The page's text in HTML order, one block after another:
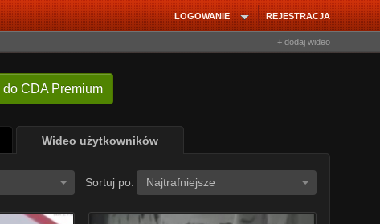
REJESTRACJA
LOGOWANIE
+ dodaj wideo
do CDA Premium
Wideo użytkowników
Sortuj po: Najtrafniejsze